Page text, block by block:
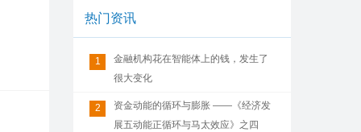
热门资讯
1
金融机构花在智能体上的钱，发生了
很大变化
2
资金动能的循环与膨胀 ——《经济发
展五动能正循环与马太效应》之四